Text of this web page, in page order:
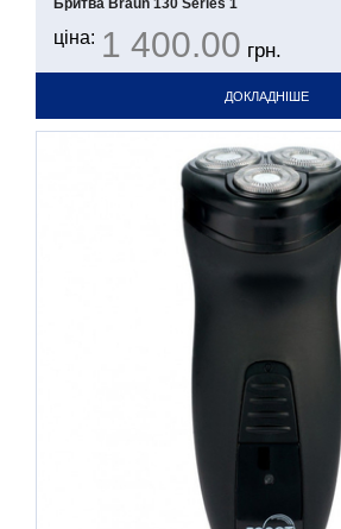
Бритва Braun 130 Series 1
ціна: 1 400.00 грн.
ДОКЛАДНІШЕ